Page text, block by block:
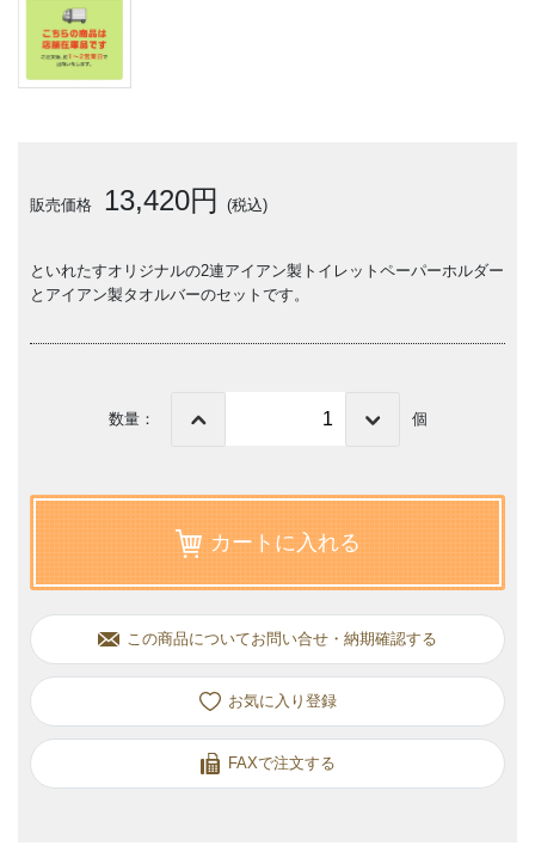
販売価格 13,420円 (税込)
といれたすオリジナルの2連アイアン製トイレットペーパーホルダー
とアイアン製タオルバーのセットです。
数量： 個
カートに入れる
この商品についてお問い合せ・納期確認する
お気に入り
FAXで注文する